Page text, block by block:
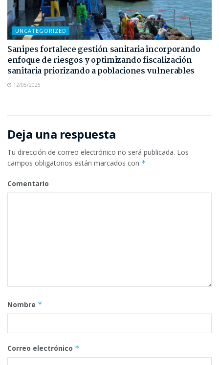
UNCATEGORIZED
Sanipes fortalece gestión sanitaria incorporando
enfoque de riesgos y optimizando fiscalización
sanitaria priorizando a poblaciones vulnerables
12/05/2025
Deja una respuesta
Tu dirección de correo electrónico no será publicada. Los
campos obligatorios están marcados con *
Comentario
Nombre *
Correo electrónico *